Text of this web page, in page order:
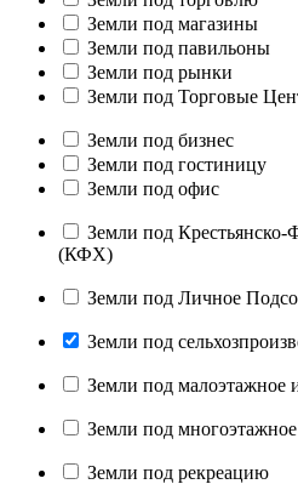
Земли под магазины
Земли под павильоны
Земли под рынки
Земли под Торговые
Земли под бизнес
Земли под гостиницу
Земли под офис
Земли под Крестьянско-
(КФХ)
Земли под Личное
Земли под
Земли под малоэтажное
Земли под многоэтажное
Земли под рекреацию